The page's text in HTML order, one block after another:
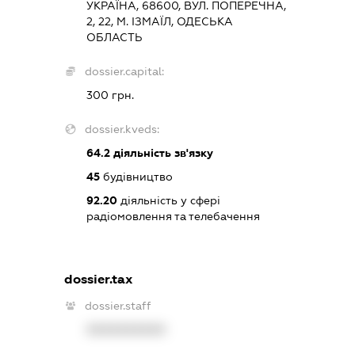
УКРАЇНА, 68600, ВУЛ. ПОПЕРЕЧНА,
2, 22, М. ІЗМАЇЛ, ОДЕСЬКА
ОБЛАСТЬ
dossier.capital:
300 грн.
dossier.kveds:
64.2 діяльність зв'язку
45 будівництво
92.20 діяльність у сфері
радіомовлення та телебачення
dossier.tax
dossier.staff